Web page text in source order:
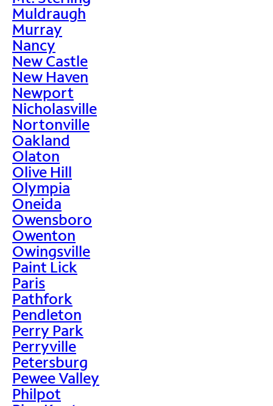
Muldraugh
Murray
Nancy
New Castle
New Haven
Newport
Nicholasville
Nortonville
Oakland
Olaton
Olive Hill
Olympia
Oneida
Owensboro
Owenton
Owingsville
Paint Lick
Paris
Pathfork
Pendleton
Perry Park
Perryville
Petersburg
Pewee Valley
Philpot